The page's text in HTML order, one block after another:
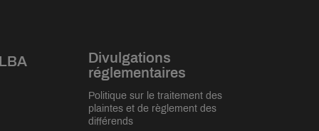
Divulgations
réglementaires
Politique sur le traitement des
plaintes et de règlement des
différends